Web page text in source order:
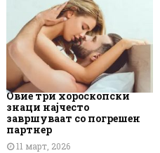
Овие три хороскопски
знаци најчесто
завршуваат со погрешен
партнер
11 март, 2026